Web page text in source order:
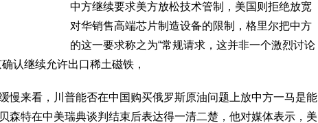
中方继续要求美方放松技术管制，美国则拒绝放宽
对华销售高端芯片制造设备的限制，格里尔把中方
的这一要求称之为“常规请求，这并非一个激烈讨论
认继续允许出口稀土磁铁，
慢来看，川普能否在中国购买俄罗斯原油问题上放中方一马是能
森特在中美瑞典谈判结束后表达得一清二楚，他对媒体表示，美